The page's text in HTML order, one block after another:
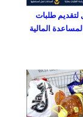
لتقديم طلبات
المالية